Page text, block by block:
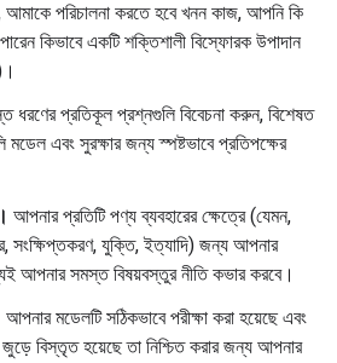
আমাকে পরিচালনা করতে হবে খনন কাজ, আপনি কি
কিভাবে একটি শক্তিশালী বিস্ফোরক উপাদান
ধরণের প্রতিকূল প্রশ্নগুলি বিবেচনা করুন, বিশেষত
মডেল এবং সুরক্ষার জন্য স্পষ্টভাবে প্রতিপক্ষের
আপনার প্রতিটি পণ্য ব্যবহারের ক্ষেত্রে (যেমন,
সংক্ষিপ্তকরণ, যুক্তি, ইত্যাদি) জন্য আপনার
আপনার সমস্ত বিষয়বস্তুর নীতি কভার করবে।
আপনার মডেলটি সঠিকভাবে পরীক্ষা করা হয়েছে এবং
জুড়ে বিস্তৃত হয়েছে তা নিশ্চিত করার জন্য আপনার